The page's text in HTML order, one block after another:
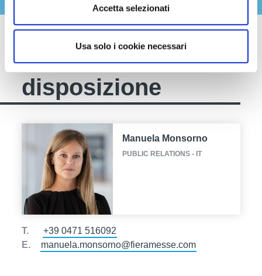
Accetta selezionati
Usa solo i cookie necessari
Siamo a tua
disposizione
Manuela Monsorno
PUBLIC RELATIONS - IT
T.
+39 0471 516092
E.
manuela.monsorno@fieramesse.com